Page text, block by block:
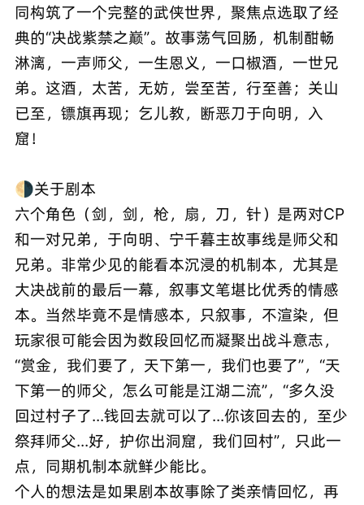
同构筑了一个完整的武侠世界，聚焦点选取了经
典的“决战紫禁之巅”。故事荡气回肠，机制酣畅
淋漓，一声师父，一生恩义，一口椒酒，一世兄
弟。这酒，太苦，无妨，尝至苦，行至善；关山
已至，镖旗再现；乞儿教，断恶刀于向明，入
窟！
🌗关于剧本
六个角色（剑，剑，枪，扇，刀，针）是两对CP
和一对兄弟，于向明、宁千暮主故事线是师父和
兄弟。非常少见的能看本沉浸的机制本，尤其是
大决战前的最后一幕，叙事文笔堪比优秀的情感
本。当然毕竟不是情感本，只叙事，不渲染，但
玩家很可能会因为数段回忆而凝聚出战斗意志，
“赏金，我们要了，天下第一，我们也要了”，“天
下第一的师父，怎么可能是江湖二流”，“多久没
回过村子了...钱回去就可以了...你该回去的，至少
祭拜师父...好，护你出洞窟，我们回村”，只此一
点，同期机制本就鲜少能比。
个人的想法是如果剧本故事除了类亲情回忆，再